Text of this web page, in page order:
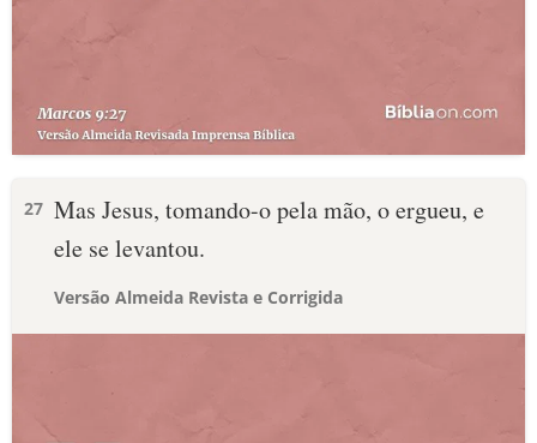
27 Mas Jesus, tomando-o pela mão, o ergueu, e
ele se levantou.
Versão Almeida Revista e Corrigida